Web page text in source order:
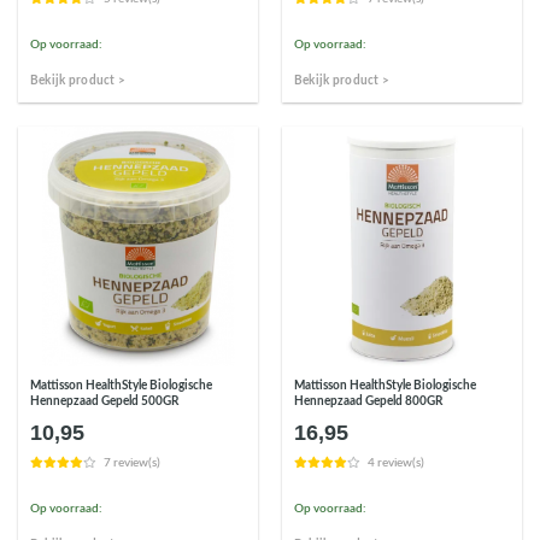
Op voorraad:
Bekijk product >
Op voorraad:
Bekijk product >
Mattisson HealthStyle Biologische
Hennepzaad Gepeld 500GR
10,95
7 review(s)
Op voorraad:
Mattisson HealthStyle Biologische
Hennepzaad Gepeld 800GR
16,95
4 review(s)
Op voorraad: